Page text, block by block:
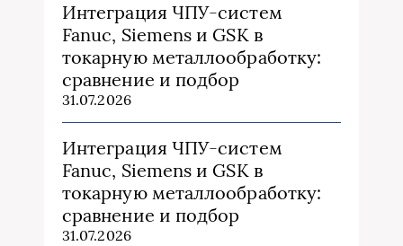
Интеграция ЧПУ-систем
Fanuc, Siemens и GSK в
токарную металлообработку:
сравнение и подбор
31.07.2026
Интеграция ЧПУ-систем
Fanuc, Siemens и GSK в
токарную металлообработку:
сравнение и подбор
31.07.2026